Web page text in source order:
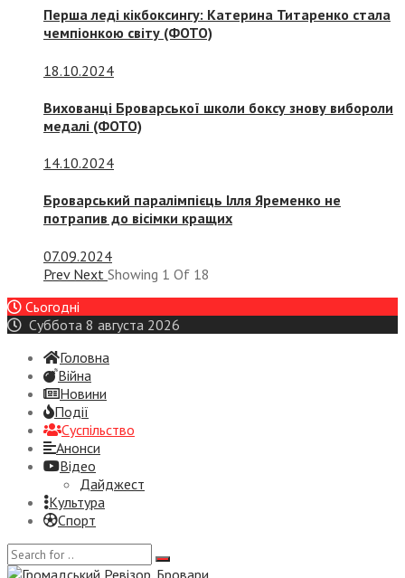
Перша леді кікбоксингу: Катерина Титаренко стала
чемпіонкою світу (ФОТО)
18.10.2024
Вихованці Броварської школи боксу знову вибороли
медалі (ФОТО)
14.10.2024
Броварський паралімпієць Ілля Яременко не
потрапив до вісімки кращих
07.09.2024
Prev Next Showing 1 Of 18
Сьогодні
Суббота 8 августа 2026
Головна
Війна
Новини
Події
Суспiльство
Анонси
Відео
Дайджест
Культура
Спорт